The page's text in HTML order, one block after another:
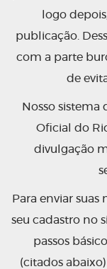
logo
publicação.
com a parte
de
Nosso
Oficial do
divulgação
Para enviar suas
seu cadastro no
passos
(citados